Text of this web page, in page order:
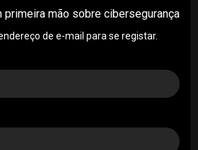
dos
contra
começa com
90% dos ciberataques contra
primeira mão sobre cibersegurança
de e-mail para se registar.